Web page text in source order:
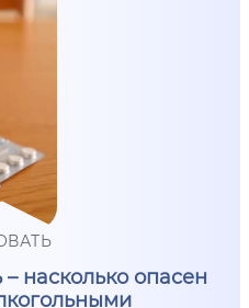
насколько опасен